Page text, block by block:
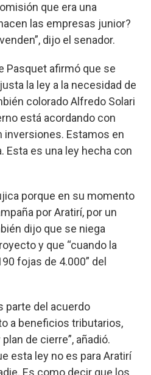
que era una
las empresas junior?
dijo el senador.
Pasquet afirmó que se
la ley a la necesidad de
colorado Alfredo Solari
está acordando con
inversiones. Estamos en
Esta es una ley hecha con
porque en su momento
por Aratirí, por un
dijo que se niega
y que “cuando la
fojas de 4.000” del
parte del acuerdo
a beneficios tributarios,
de cierre”, añadió.
esta ley no es para Aratirí
Es como decir que los